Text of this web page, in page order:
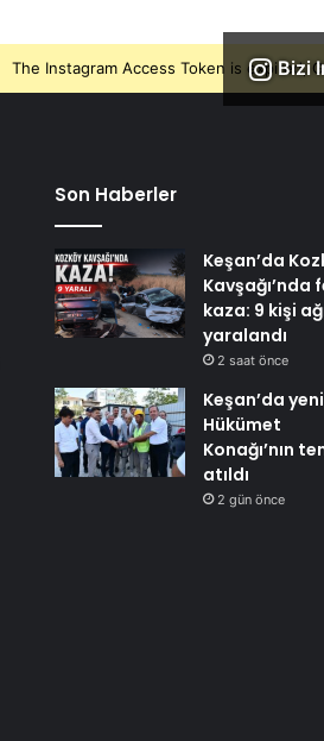
Bizi
The Instagram Access Token is
Son Haberler
Keşan’da
Kavşağı’nda
kaza: 9 kişi
yaralandı
2 saat önce
Keşan’da yeni
Hükümet
Konağı’nın
atıldı
2 gün önce